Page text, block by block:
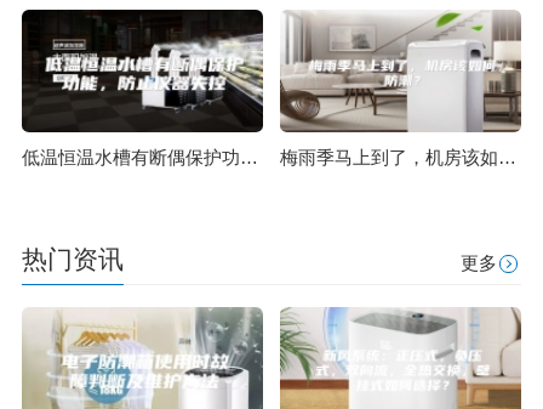
低温恒温水槽有断偶保护功能，防止仪器失控 梅雨季马上到了，机房该如何防潮？
热门资讯 更多